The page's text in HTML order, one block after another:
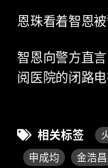
恩珠看着智恩
智恩向警方直
阅医院的闭路电
相关标签
申成均
金浩昌